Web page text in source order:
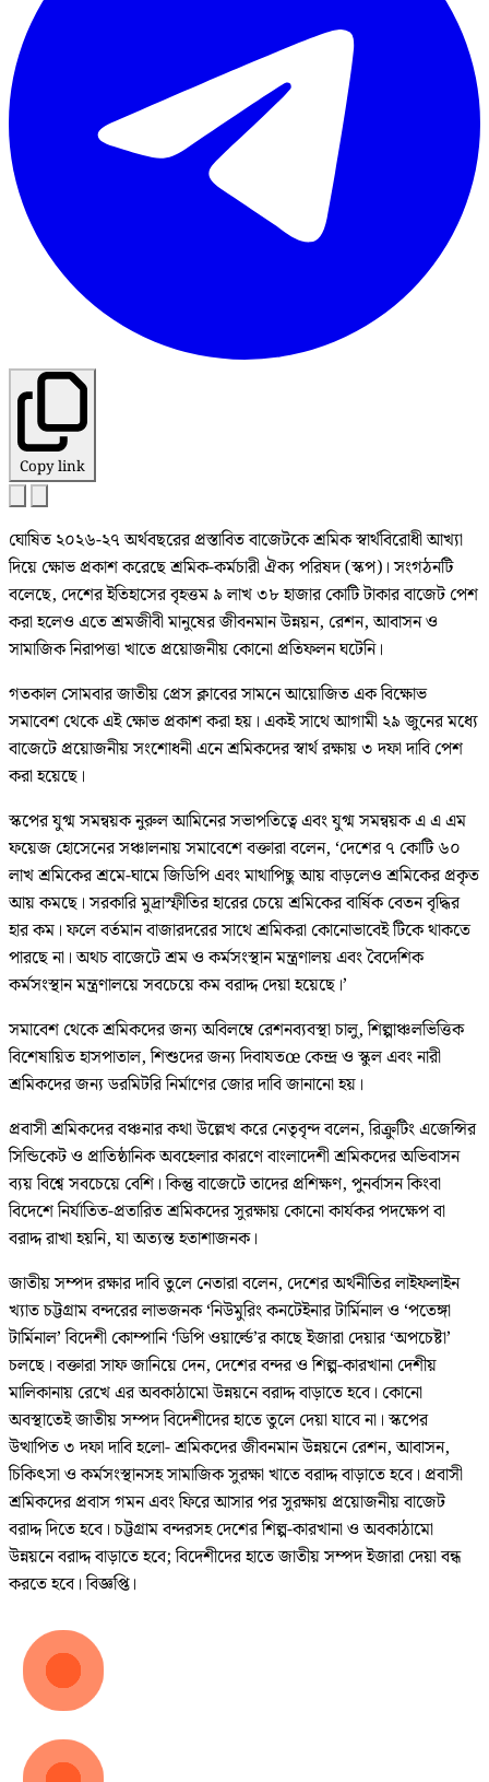
Copy link
ঘোষিত ২০২৬-২৭ অর্থবছরের প্রস্তাবিত বাজেটকে শ্রমিক স্বার্থবিরোধী আখ্যা
দিয়ে ক্ষোভ প্রকাশ করেছে শ্রমিক-কর্মচারী ঐক্য পরিষদ (স্কপ)। সংগঠনটি
বলেছে, দেশের ইতিহাসের বৃহত্তম ৯ লাখ ৩৮ হাজার কোটি টাকার বাজেট পেশ
করা হলেও এতে শ্রমজীবী মানুষের জীবনমান উন্নয়ন, রেশন, আবাসন ও
সামাজিক নিরাপত্তা খাতে প্রয়োজনীয় কোনো প্রতিফলন ঘটেনি।
গতকাল সোমবার জাতীয় প্রেস ক্লাবের সামনে আয়োজিত এক বিক্ষোভ
সমাবেশ থেকে এই ক্ষোভ প্রকাশ করা হয়। একই সাথে আগামী ২৯ জুনের মধ্যে
বাজেটে প্রয়োজনীয় সংশোধনী এনে শ্রমিকদের স্বার্থ রক্ষায় ৩ দফা দাবি পেশ
করা হয়েছে।
স্কপের যুগ্ম সমন্বয়ক নুরুল আমিনের সভাপতিত্বে এবং যুগ্ম সমন্বয়ক এ এ এম
ফয়েজ হোসেনের সঞ্চালনায় সমাবেশে বক্তারা বলেন, ‘দেশের ৭ কোটি ৬০
লাখ শ্রমিকের শ্রমে-ঘামে জিডিপি এবং মাথাপিছু আয় বাড়লেও শ্রমিকের প্রকৃত
আয় কমছে। সরকারি মুদ্রাস্ফীতির হারের চেয়ে শ্রমিকের বার্ষিক বেতন বৃদ্ধির
হার কম। ফলে বর্তমান বাজারদরের সাথে শ্রমিকরা কোনোভাবেই টিকে থাকতে
পারছে না। অথচ বাজেটে শ্রম ও কর্মসংস্থান মন্ত্রণালয় এবং বৈদেশিক
কর্মসংস্থান মন্ত্রণালয়ে সবচেয়ে কম বরাদ্দ দেয়া হয়েছে।’
সমাবেশ থেকে শ্রমিকদের জন্য অবিলম্বে রেশনব্যবস্থা চালু, শিল্পাঞ্চলভিত্তিক
বিশেষায়িত হাসপাতাল, শিশুদের জন্য দিবাযতœ কেন্দ্র ও স্কুল এবং নারী
শ্রমিকদের জন্য ডরমিটরি নির্মাণের জোর দাবি জানানো হয়।
প্রবাসী শ্রমিকদের বঞ্চনার কথা উল্লেখ করে নেতৃবৃন্দ বলেন, রিক্রুটিং এজেন্সির
সিন্ডিকেট ও প্রাতিষ্ঠানিক অবহেলার কারণে বাংলাদেশী শ্রমিকদের অভিবাসন
ব্যয় বিশ্বে সবচেয়ে বেশি। কিন্তু বাজেটে তাদের প্রশিক্ষণ, পুনর্বাসন কিংবা
বিদেশে নির্যাতিত-প্রতারিত শ্রমিকদের সুরক্ষায় কোনো কার্যকর পদক্ষেপ বা
বরাদ্দ রাখা হয়নি, যা অত্যন্ত হতাশাজনক।
জাতীয় সম্পদ রক্ষার দাবি তুলে নেতারা বলেন, দেশের অর্থনীতির লাইফলাইন
খ্যাত চট্টগ্রাম বন্দরের লাভজনক ‘নিউমুরিং কনটেইনার টার্মিনাল ও ‘পতেঙ্গা
টার্মিনাল’ বিদেশী কোম্পানি ‘ডিপি ওয়ার্ল্ডে’র কাছে ইজারা দেয়ার ‘অপচেষ্টা’
চলছে। বক্তারা সাফ জানিয়ে দেন, দেশের বন্দর ও শিল্প-কারখানা দেশীয়
মালিকানায় রেখে এর অবকাঠামো উন্নয়নে বরাদ্দ বাড়াতে হবে। কোনো
অবস্থাতেই জাতীয় সম্পদ বিদেশীদের হাতে তুলে দেয়া যাবে না। স্কপের
উত্থাপিত ৩ দফা দাবি হলো- শ্রমিকদের জীবনমান উন্নয়নে রেশন, আবাসন,
চিকিৎসা ও কর্মসংস্থানসহ সামাজিক সুরক্ষা খাতে বরাদ্দ বাড়াতে হবে। প্রবাসী
শ্রমিকদের প্রবাস গমন এবং ফিরে আসার পর সুরক্ষায় প্রয়োজনীয় বাজেট
বরাদ্দ দিতে হবে। চট্টগ্রাম বন্দরসহ দেশের শিল্প-কারখানা ও অবকাঠামো
উন্নয়নে বরাদ্দ বাড়াতে হবে; বিদেশীদের হাতে জাতীয় সম্পদ ইজারা দেয়া বন্ধ
করতে হবে। বিজ্ঞপ্তি।